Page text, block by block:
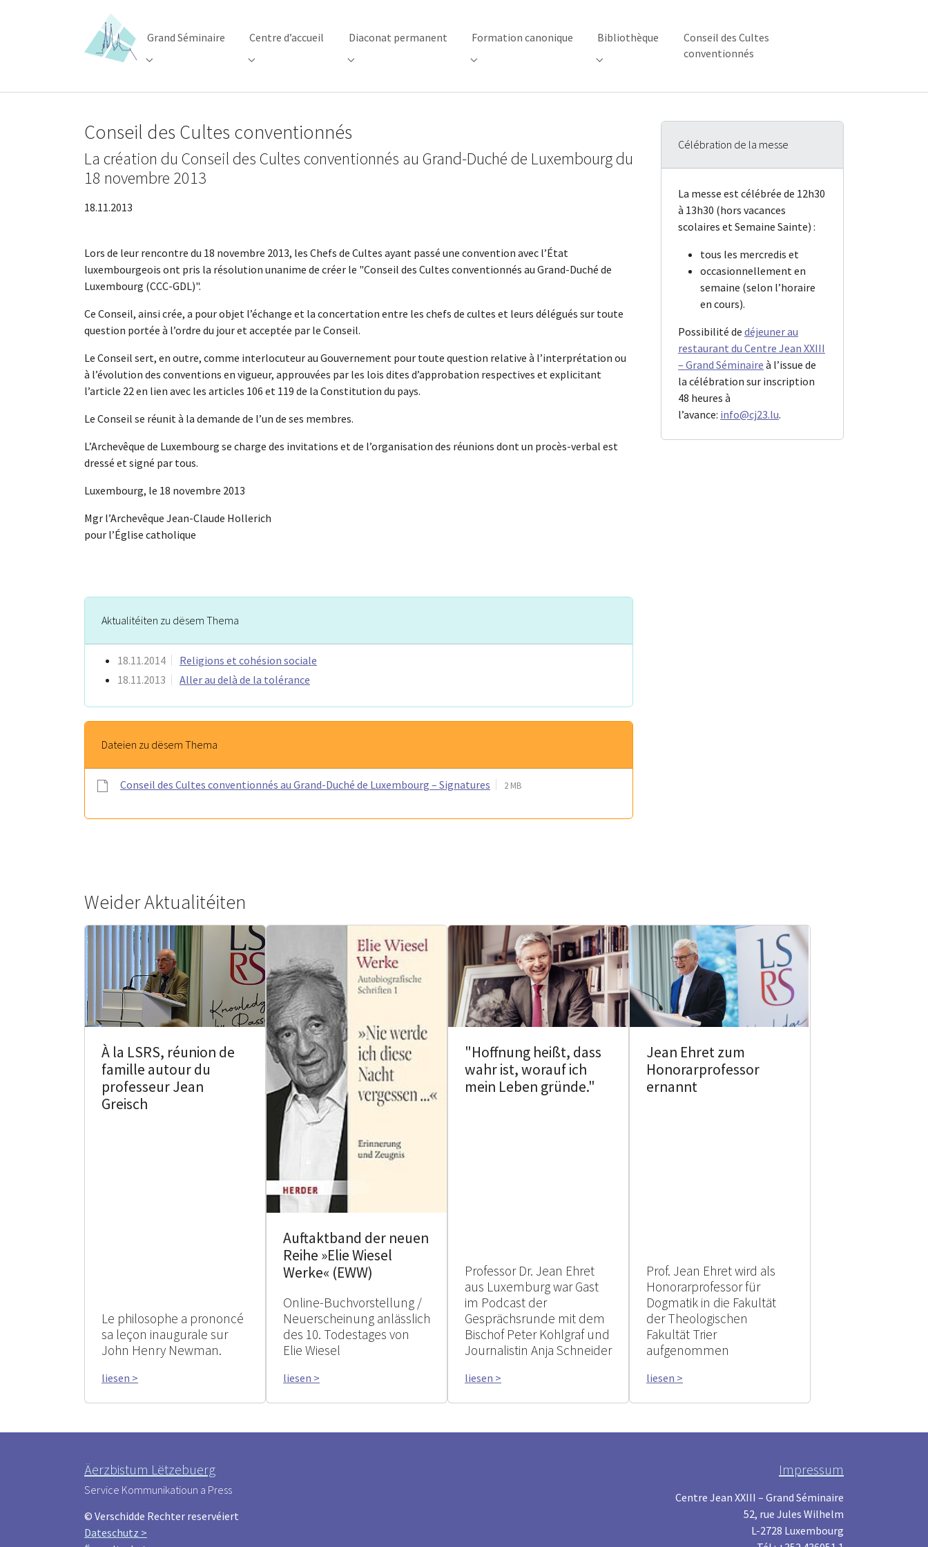
Grand Séminaire
Submenu for "Grand Séminaire"
Centre d’accueil
Submenu for "Centre d’accueil"
Diaconat permanent
Submenu for "Diaconat permanent"
Formation canonique
Submenu for "Formation canonique"
Bibliothèque
Submenu for "Bibliothèque"
Conseil des Cultes
conventionnés
Conseil des Cultes conventionnés
La création du Conseil des Cultes conventionnés au Grand-Duché de Luxembourg du
18 novembre 2013
18.11.2013
Lors de leur rencontre du 18 novembre 2013, les Chefs de Cultes ayant passé une convention avec l’État
luxembourgeois ont pris la résolution unanime de créer le "Conseil des Cultes conventionnés au Grand-Duché de
Luxembourg (CCC-GDL)".
Ce Conseil, ainsi crée, a pour objet l’échange et la concertation entre les chefs de cultes et leurs délégués sur toute
question portée à l’ordre du jour et acceptée par le Conseil.
Le Conseil sert, en outre, comme interlocuteur au Gouvernement pour toute question relative à l’interprétation ou
à l’évolution des conventions en vigueur, approuvées par les lois dites d’approbation respectives et explicitant
l’article 22 en lien avec les articles 106 et 119 de la Constitution du pays.
Le Conseil se réunit à la demande de l’un de ses membres.
L’Archevêque de Luxembourg se charge des invitations et de l’organisation des réunions dont un procès-verbal est
dressé et signé par tous.
Luxembourg, le 18 novembre 2013
Mgr l’Archevêque Jean-Claude Hollerich
pour l’Église catholique
Aktualitéiten zu dësem Thema
18.11.2014
Religions et cohésion sociale
18.11.2013
Aller au delà de la tolérance
Dateien zu dësem Thema
Conseil des Cultes conventionnés au Grand-Duché de Luxembourg – Signatures 2 MB
Célébration de la messe
La messe est célébrée de 12h30
à 13h30 (hors vacances
scolaires et Semaine Sainte) :
tous les mercredis et
occasionnellement en
semaine (selon l’horaire
en cours).
Possibilité de déjeuner au
restaurant du Centre Jean XXIII
– Grand Séminaire à l’issue de
la célébration sur inscription
48 heures à
l’avance: info@cj23.lu.
Weider Aktualitéiten
À la LSRS, réunion de
famille autour du
professeur Jean
Greisch
Le philosophe a prononcé
sa leçon inaugurale sur
John Henry Newman.
liesen >
Auftaktband der neuen
Reihe »Elie Wiesel
Werke« (EWW)
Online-Buchvorstellung /
Neuerscheinung anlässlich
des 10. Todestages von
Elie Wiesel
liesen >
"Hoffnung heißt, dass
wahr ist, worauf ich
mein Leben gründe."
Professor Dr. Jean Ehret
aus Luxemburg war Gast
im Podcast der
Gesprächsrunde mit dem
Bischof Peter Kohlgraf und
Journalistin Anja Schneider
liesen >
Jean Ehret zum
Honorarprofessor
ernannt
Prof. Jean Ehret wird als
Honorarprofessor für
Dogmatik in die Fakultät
der Theologischen
Fakultät Trier
aufgenommen
liesen >
Äerzbistum Lëtzebuerg
Service Kommunikatioun a Press
© Verschidde Rechter reservéiert
Dateschutz >
Impressum
Centre Jean XXIII – Grand Séminaire
52, rue Jules Wilhelm
L-2728 Luxembourg